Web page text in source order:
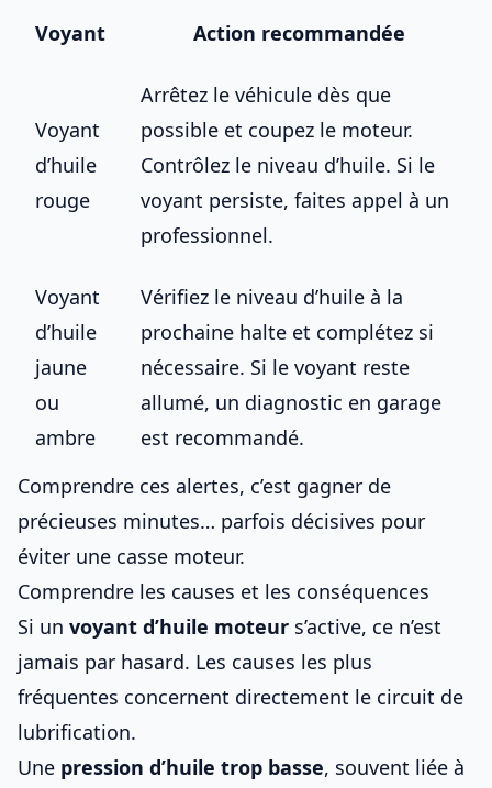
Voyant
Action recommandée
Voyant
d’huile
rouge
Arrêtez le véhicule dès que
possible et coupez le moteur.
Contrôlez le niveau d’huile. Si le
voyant persiste, faites appel à un
professionnel.
Voyant
d’huile
jaune
ou
ambre
Vérifiez le niveau d’huile à la
prochaine halte et complétez si
nécessaire. Si le voyant reste
allumé, un diagnostic en garage
est recommandé.
Comprendre ces alertes, c’est gagner de
précieuses minutes… parfois décisives pour
éviter une casse moteur.
Comprendre les causes et les conséquences
Si un voyant d’huile moteur s’active, ce n’est
jamais par hasard. Les causes les plus
fréquentes concernent directement le circuit de
lubrification.
Une pression d’huile trop basse, souvent liée à